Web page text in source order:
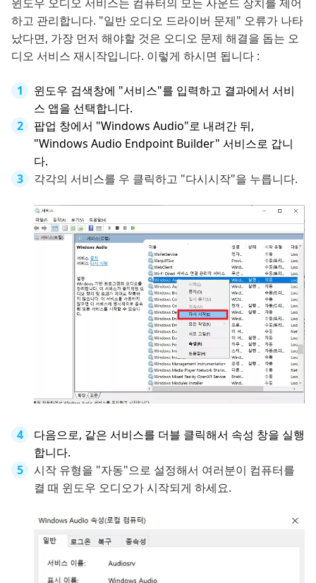
하고 관리합니다. "일반 오디오 드라이버 문제" 오류가 나타
났다면, 가장 먼저 해야할 것은 오디오 문제 해결을 돕는 오
디오 서비스 재시작입니다. 이렇게 하시면 됩니다 :
윈도우 검색창에 "서비스"를 입력하고 결과에서 서비
스 앱을 선택합니다.
팝업 창에서 "Windows Audio"로 내려간 뒤,
"Windows Audio Endpoint Builder" 서비스로 갑니
다.
각각의 서비스를 우 클릭하고 "다시시작"을 누릅니다.
다음으로, 같은 서비스를 더블 클릭해서 속성 창을 실행
합니다.
시작 유형을 "자동"으로 설정해서 여러분이 컴퓨터를
켤 때 윈도우 오디오가 시작되게 하세요.